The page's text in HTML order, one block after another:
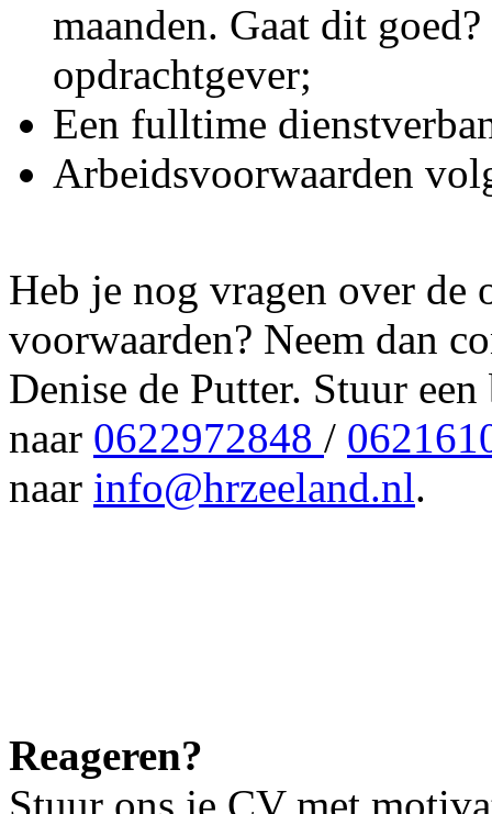
maanden. Gaat dit
opdrachtgever;
Een fulltime
Arbeidsvoorwaarden
Heb je nog vragen over de
voorwaarden? Neem dan
Denise de Putter. Stuur
naar 0622972848 /
naar info@hrzeeland.nl.
Reageren?